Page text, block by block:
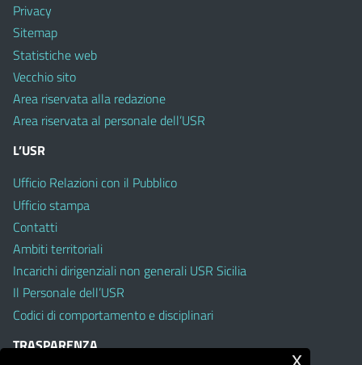
Privacy
Sitemap
Statistiche web
Vecchio sito
Area riservata alla redazione
Area riservata al personale dell’USR
L’USR
Ufficio Relazioni con il Pubblico
Ufficio stampa
Contatti
Ambiti territoriali
Incarichi dirigenziali non generali USR Sicilia
Il Personale dell’USR
Codici di comportamento e disciplinari
TRASPARENZA
x